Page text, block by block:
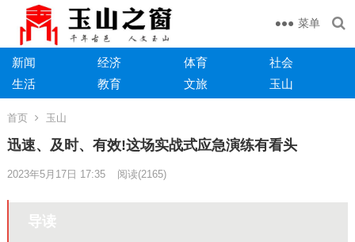
菜单
新闻 经济 体育
社会
生活
教育 文旅 玉山
首页 玉山
迅速、及时、有效!这场实战式应急演练有看头
2023年5月17日 17:35 阅读(2165)
导读